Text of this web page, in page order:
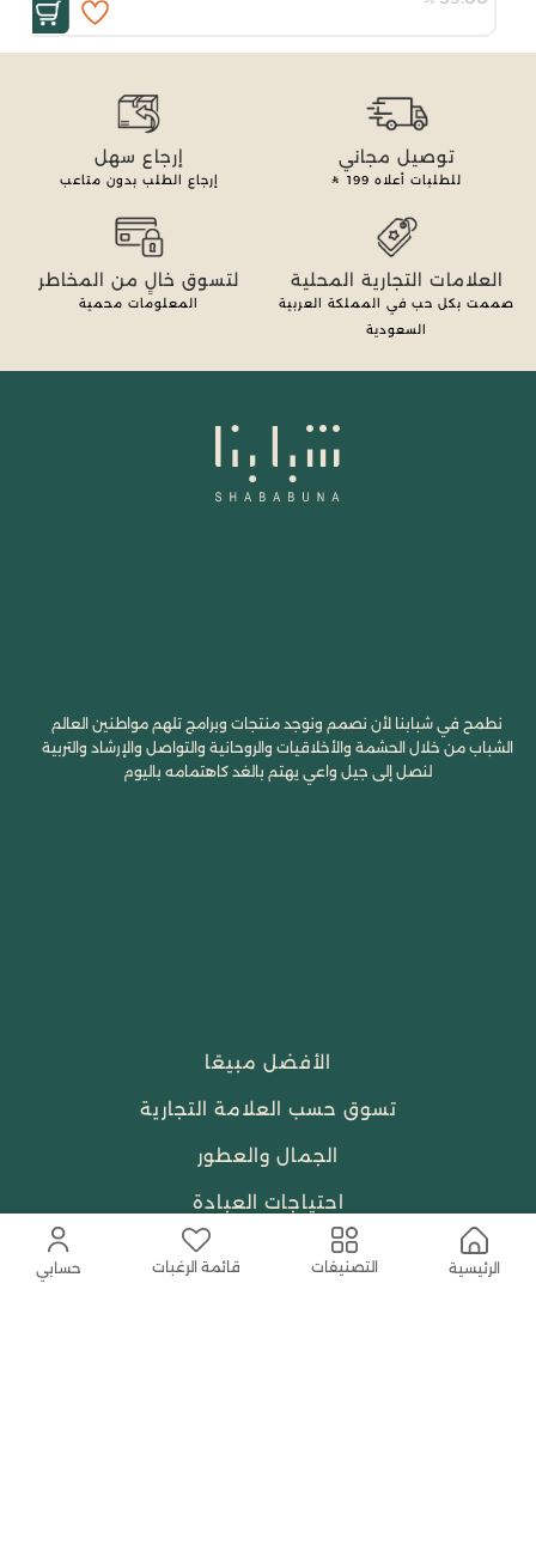
الرئيسية التصنيفات قائمة الرغبات حسابي
توصيل مجاني
للطلبات أعلاه 199
إرجاع سهل
إرجاع الطلب بدون متاعب
العلامات التجارية المحلية
صممت بكل حب في المملكة العربية
السعودية
لتسوق خالٍ من المخاطر
المعلومات محمية
نطمح في شبابنا لأن نصمم ونوجد منتجات وبرامج تلهم مواطنين العالم
الشباب من خلال الحشمة والأخلاقيات والروحانية والتواصل والإرشاد والتربية
لنصل إلى جيل واعي يهتم بالغد كاهتمامه باليوم
الأفضل مبيعًا
تسوق حسب العلامة التجارية
الجمال والعطور
احتياجات العبادة